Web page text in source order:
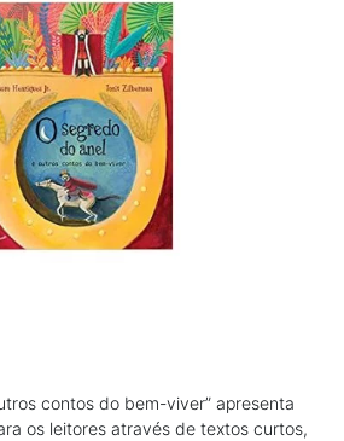
contos do bem-viver” apresenta
os leitores através de textos curtos,